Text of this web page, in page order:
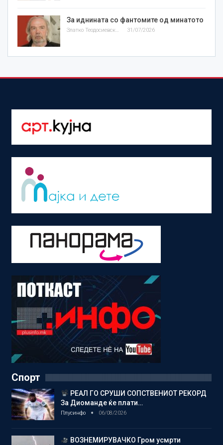
За иднината со фантомите од минатото
Златко Теодосиевски 31/07/2026
Спорт
РЕАЛ ГО СРУШИ СОПСТВЕНИОТ РЕКОРД
За Диоманде ќе плати…
Плусинфо 06/08/2026
ВОЗНЕМИРУВАЧКО Гром усмрти